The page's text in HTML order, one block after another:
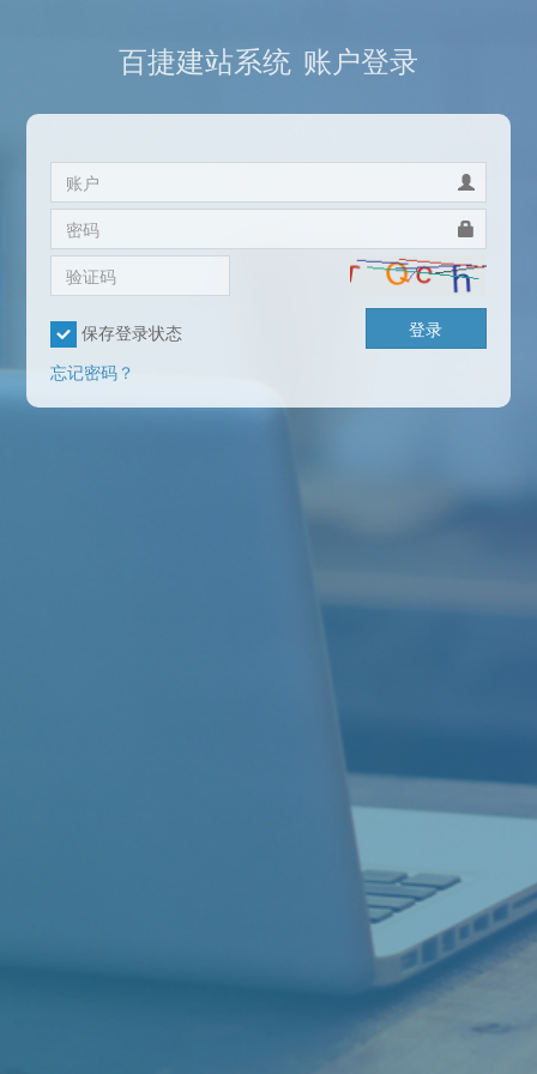
百捷建站系统 账户登录
保存登录状态
登录
忘记密码？